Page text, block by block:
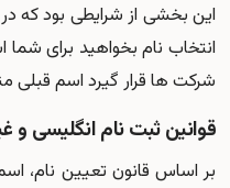
این بخشی از شرایطی بود که
انتخاب نام بخواهید برای
شرکت ها قرار گیرد اسم قبلی
قوانین ثبت نام انگلیسی
بر اساس قانون تعیین نام،